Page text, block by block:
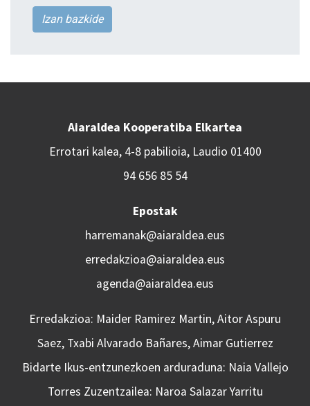
Izan bazkide
Aiaraldea Kooperatiba Elkartea
Errotari kalea, 4-8 pabilioia, Laudio 01400
94 656 85 54
Epostak
harremanak@aiaraldea.eus
erredakzioa@aiaraldea.eus
agenda@aiaraldea.eus
Erredakzioa: Maider Ramirez Martin, Aitor Aspuru
Saez, Txabi Alvarado Bañares, Aimar Gutierrez
Bidarte Ikus-entzunezkoen arduraduna: Naia Vallejo
Torres Zuzentzailea: Naroa Salazar Yarritu